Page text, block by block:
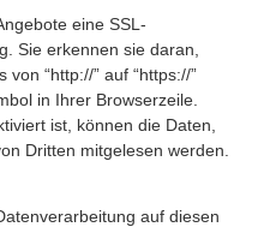
eine SSL-
Sie erkennen sie daran,
“http://” auf “https://”
in Ihrer Browserzeile.
ist, können die Daten,
Dritten mitgelesen werden.
auf diesen